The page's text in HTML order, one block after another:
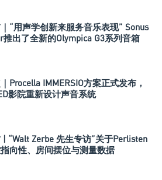
“用声学创新来服务音乐表现” Sonus
推出了全新的Olympica G3系列音箱
Procella IMMERSIO方案正式发布，
影院重新设计声音系统
| “Walt Zerbe 先生专访”关于Perlisten
向性、房间摆位与测量数据